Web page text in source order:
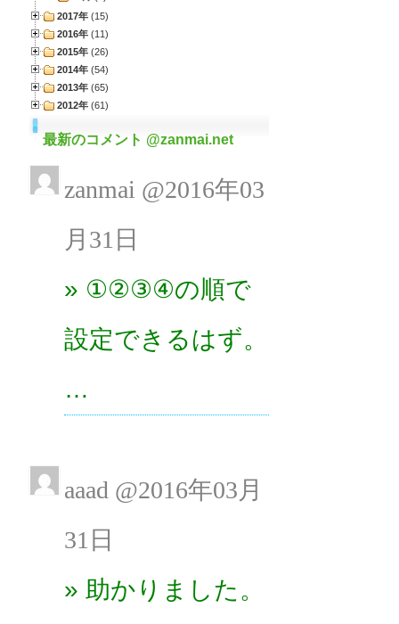
最新のコメント @zanmai.net
zanmai @2016年03
月31日
» ①②③④の順で
設定できるはず。
…
aaad @2016年03月
31日
» 助かりました。